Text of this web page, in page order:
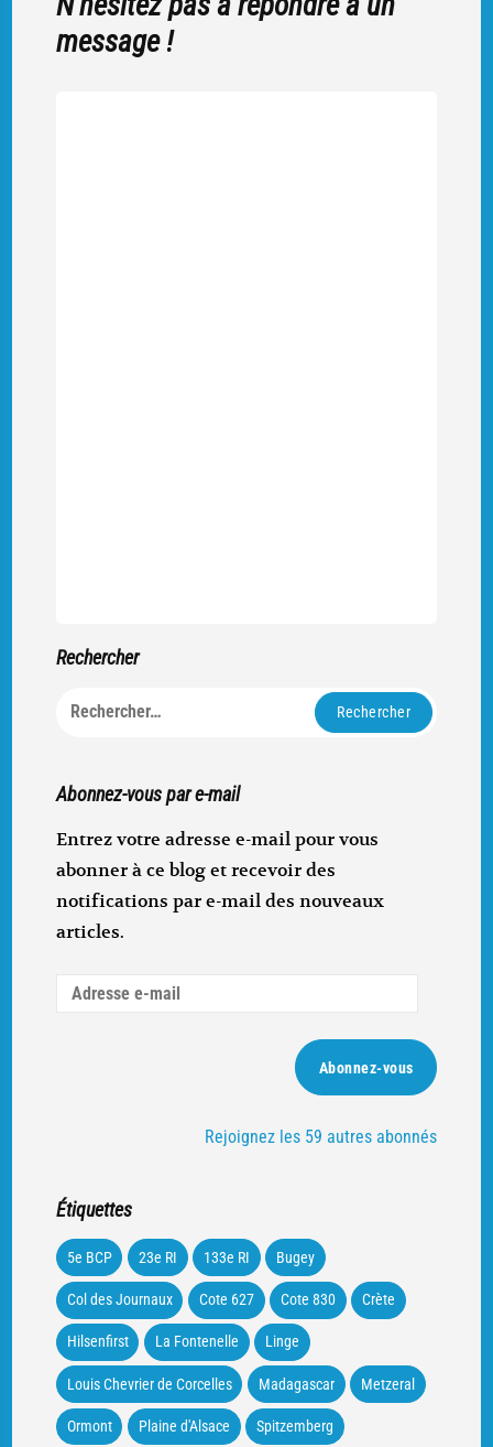
message !
Rechercher
Rechercher :
Abonnez-vous par e-mail
Entrez votre adresse e-mail pour vous
abonner à ce blog et recevoir des
notifications par e-mail des nouveaux
articles.
Adresse
Abonnez-vous
Rejoignez les 59 autres abonnés
Étiquettes
5e BCP 23e RI 133e RI Bugey
Col des Journaux Cote 627 Cote 830 Crète
Hilsenfirst La Fontenelle Linge
Louis Chevrier de Corcelles Madagascar Metzeral
Ormont Plaine d'Alsace Spitzemberg